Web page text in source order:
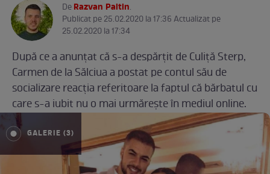
DeRazvan Paltin.
Publicat pe 25.02.2020 la 17:36 Actualizat pe
25.02.2020 la 17:34
După ce a anunțat că s-a despărțit de Culiță Sterp,
Carmen de la Sălciua a postat pe contul său de
socializare reacția referitoare la faptul că bărbatul cu
care s-a iubit nu o mai urmărește în mediul online.
GALERIE (3)